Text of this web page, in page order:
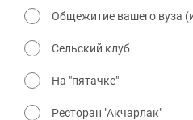
Общежитие вашего вуза
Сельский клуб
На "пятачке"
Ресторан "Акчарлак"